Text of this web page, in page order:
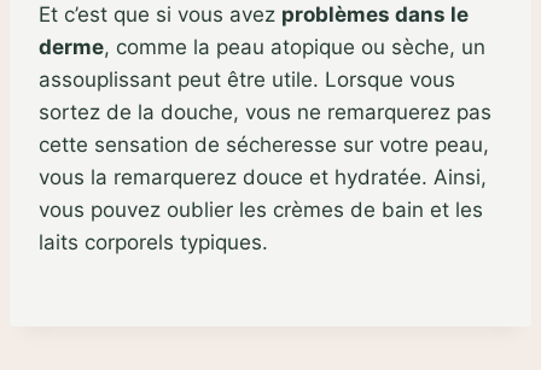
Et c’est que si vous avez problèmes dans le
derme, comme la peau atopique ou sèche, un
assouplissant peut être utile. Lorsque vous
sortez de la douche, vous ne remarquerez pas
cette sensation de sécheresse sur votre peau,
vous la remarquerez douce et hydratée. Ainsi,
vous pouvez oublier les crèmes de bain et les
laits corporels typiques.